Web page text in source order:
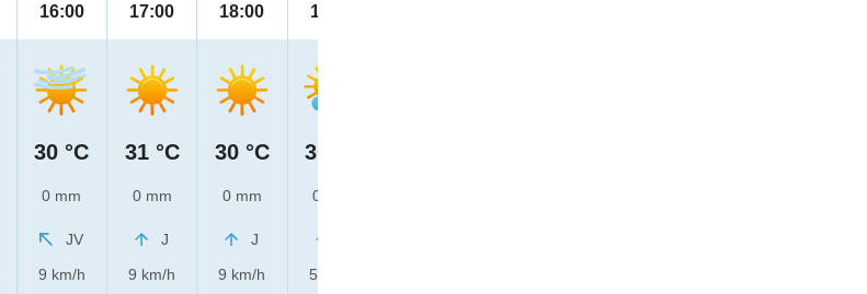
16:00
30 °C
0 mm
JV
9 km/h
17:00
31 °C
0 mm
J
9 km/h
18:00
30 °C
0 mm
J
9 km/h
19:00
30 °C
0 mm
5 km/h